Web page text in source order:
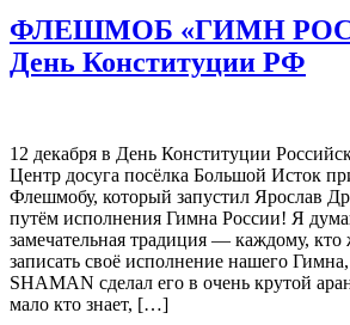
ФЛЕШМОБ «ГИМН
День Конституции РФ
12 декабря в День Конституции
Центр досуга посёлка Большой Исток
Флешмобу, который запустил Ярослав
путём исполнения Гимна России! Я
замечательная традиция — каждому, кто
записать своё исполнение нашего
SHAMAN сделал его в очень крутой
мало кто знает, […]